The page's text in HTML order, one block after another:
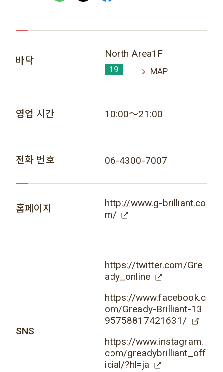
바닥
North Area1F
19 MAP
영업 시간 10:00～21:00
전화 번호 06-4300-7007
홈페이지
http://www.g-brilliant.co
m/
SNS
https://twitter.com/Gre
ady_online
https://www.facebook.c
om/Gready-Brilliant-13
95758817421631/
https://www.instagram.
com/greadybrilliant_off
icial/?hl=ja